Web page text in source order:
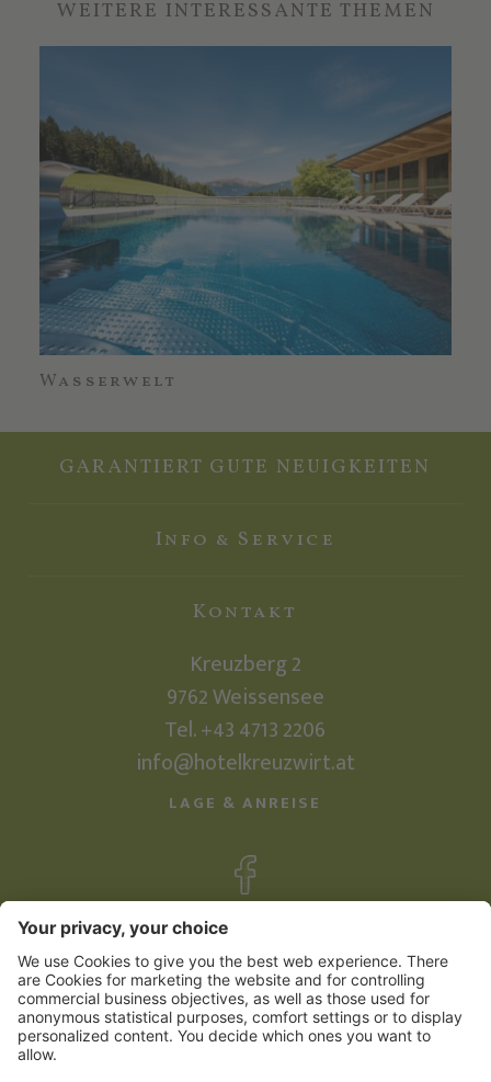
WEITERE INTERESSANTE THEMEN
Wasserwelt
GARANTIERT GUTE NEUIGKEITEN
Info & Service
Kontakt
Kreuzberg 2
9762Weissensee
Tel.+43 4713 2206
info@hotelkreuzwirt.at
LAGE & ANREISE